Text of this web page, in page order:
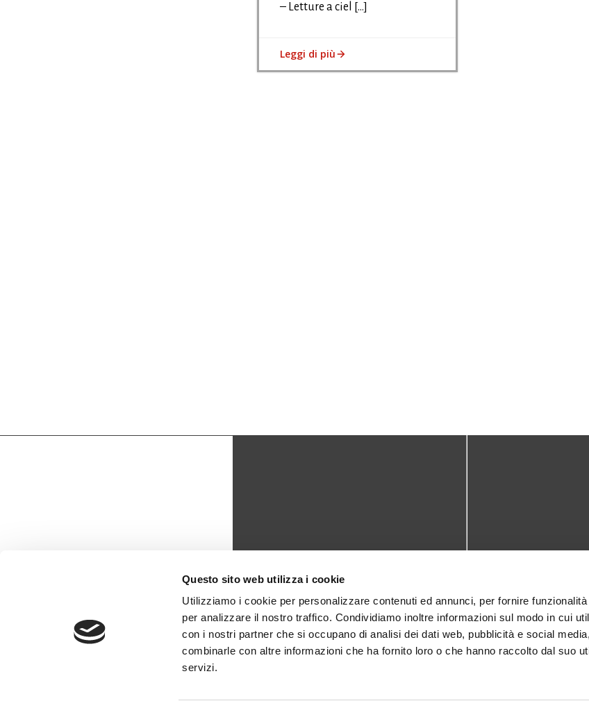
Questo sito web utilizza i cookie
Utilizziamo i cookie per personalizzare contenuti ed annunci, per fornire
per analizzare il nostro traffico. Condividiamo inoltre informazioni sul modo in cui
con i nostri partner che si occupano di analisi dei dati web, pubblicità e social
combinarle con altre informazioni che ha fornito loro o che hanno raccolto dal suo
servizi.
– Letture a ciel […]
Leggi di più
biblioteca@comune.monselice.padova.it
0429 - 1905714
Via San
35043